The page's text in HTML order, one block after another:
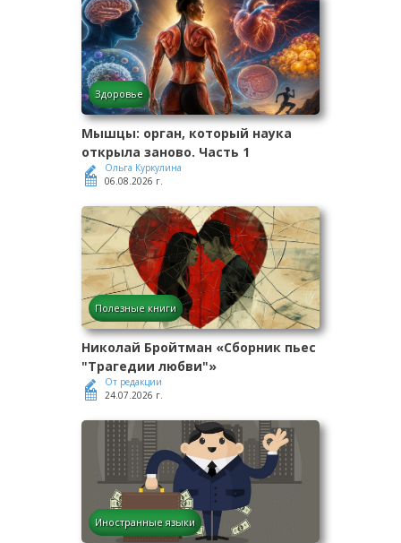
Здоровье
Мышцы: орган, который наука
открыла заново. Часть 1
Ольга Куркулина
06.08.2026 г.
Полезные книги
Николай Бройтман «Сборник пьес
"Трагедии любви"»
От редакции
24.07.2026 г.
Иностранные языки